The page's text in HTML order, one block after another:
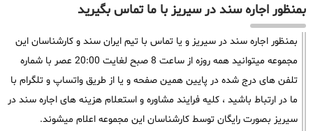
بمنظور اجاره سند در سیریز با ما تماس بگیرید
بمنظور اجاره سند در سیریز و یا تماس با تیم ایران سند و کارشناسان این
مجموعه میتوانید همه روزه از ساعت 8 صبح لغایت 20:00 عصر با شماره
تلفن های درج شده در پایین همین صفحه و یا از طریق واتساپ و تلگرام با
ما در ارتباط باشید ، کلیه فرایند مشاوره و استعلام هزینه های اجاره سند در
سیریز بصورت رایگان توسط کارشناسان این مجموعه اعلام میشوند.